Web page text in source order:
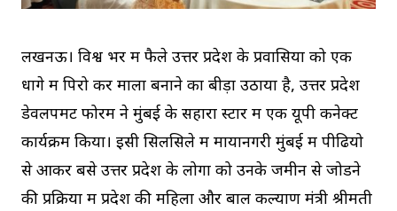
लखनऊ। विश्व भर में फैले उत्तर प्रदेश के प्रवासियों को एक
धागे में पिरो कर माला बनाने का बीड़ा उठाया है, उत्तर प्रदेश
डेवलपमेंट फोरम ने मुंबई के सहारा स्टार में एक यूपी कनेक्ट
कार्यक्रम किया। इसी सिलसिले में मायानगरी मुंबई में पीढियो
से आकर बसे उत्तर प्रदेश के लोगों को उनके जमीन से जोडने
की प्रक्रिया में प्रदेश की महिला और बाल कल्याण मंत्री श्रीमती